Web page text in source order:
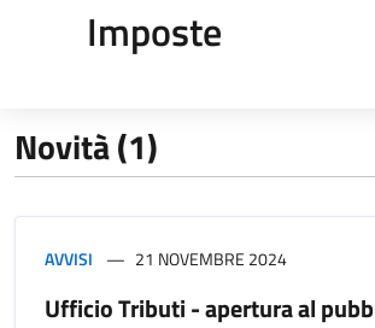
Imposte
Novità (1)
AVVISI 21 NOVEMBRE 2024
Ufficio Tributi - apertura al